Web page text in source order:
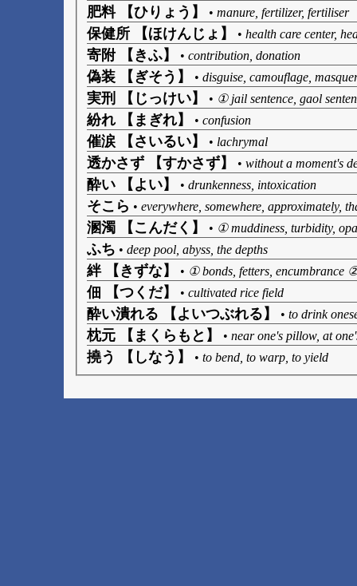
肥料 【ひりょう】 • manure, fertilizer, fertiliser
保健所 【ほけんじょ】 • health care center,
寄附 【きふ】 • contribution, donation
偽装 【ぎそう】 • disguise, camouflage,
実刑 【じっけい】 • ① jail sentence, gaol
紛れ 【まぎれ】 • confusion
催涙 【さいるい】 • lachrymal
透かさず 【すかさず】 • without a moment's
酔い 【よい】 • drunkenness, intoxication
そこら • everywhere, somewhere, approximately,
溷濁 【こんだく】 • ① muddiness, turbidity,
ふち • deep pool, abyss, the depths
絆 【きずな】 • ① bonds, fetters, encumbrance
佃 【つくだ】 • cultivated rice field
酔い潰れる 【よいつぶれる】 • to drink
枕元 【まくらもと】 • near one's pillow, at
撓う 【しなう】 • to bend, to warp, to yield